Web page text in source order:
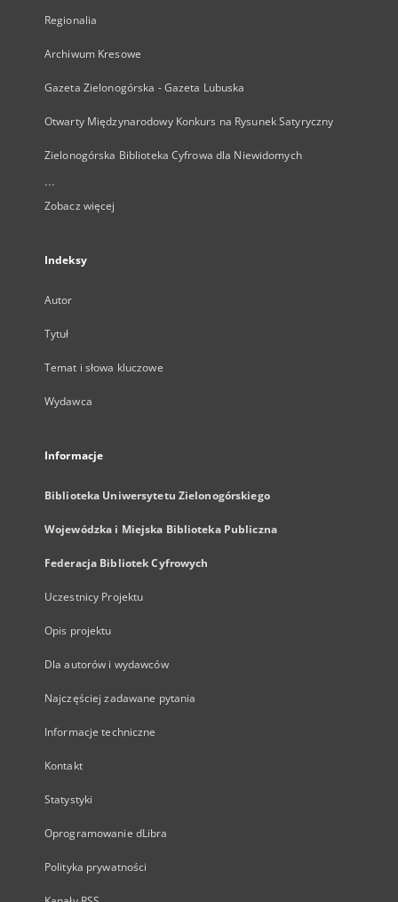
Regionalia
Archiwum Kresowe
Gazeta Zielonogórska - Gazeta Lubuska
Otwarty Międzynarodowy Konkurs na Rysunek Satyryczny
Zielonogórska Biblioteka Cyfrowa dla Niewidomych
...
Zobacz więcej
Indeksy
Autor
Tytuł
Temat i słowa kluczowe
Wydawca
Informacje
Biblioteka Uniwersytetu Zielonogórskiego
Wojewódzka i Miejska Biblioteka Publiczna
Federacja Bibliotek Cyfrowych
Uczestnicy Projektu
Opis projektu
Dla autorów i wydawców
Najczęściej zadawane pytania
Informacje techniczne
Kontakt
Statystyki
Oprogramowanie dLibra
Polityka prywatności